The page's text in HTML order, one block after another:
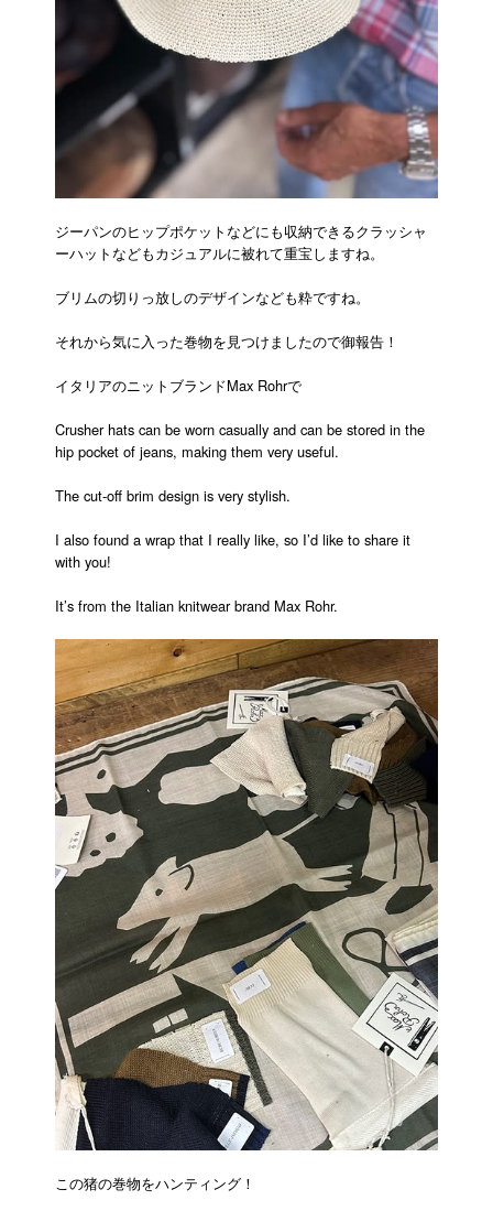
ジーパンのヒップポケットなどにも収納できるクラッシャ
ーハットなどもカジュアルに被れて重宝しますね。
ブリムの切りっ放しのデザインなども粋ですね。
それから気に入った巻物を見つけましたので御報告！
イタリアのニットブランドMax Rohrで
Crusher hats can be worn casually and can be stored in the
hip pocket of jeans, making them very useful.
The cut-off brim design is very stylish.
I also found a wrap that I really like, so I’d like to share it
with you!
It’s from the Italian knitwear brand Max Rohr.
この猪の巻物をハンティング！